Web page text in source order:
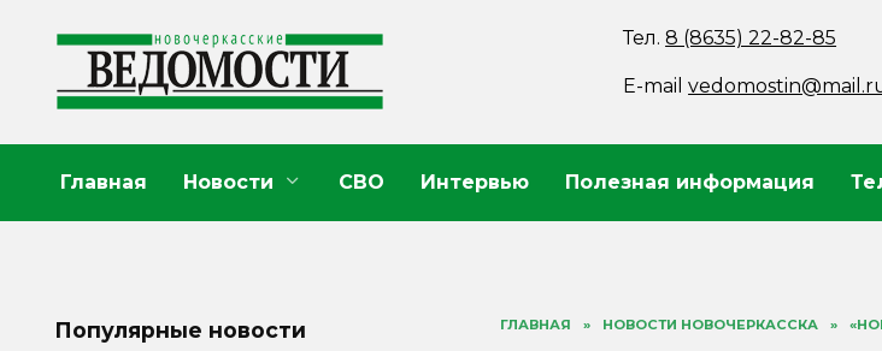
содержанию
Тел.8 (8635) 22-82-85
E-mail
Главная Новости СВО Интервью Полезная информация
ГЛАВНАЯ » НОВОСТИ НОВОЧЕРКАССКА »
Популярные новости